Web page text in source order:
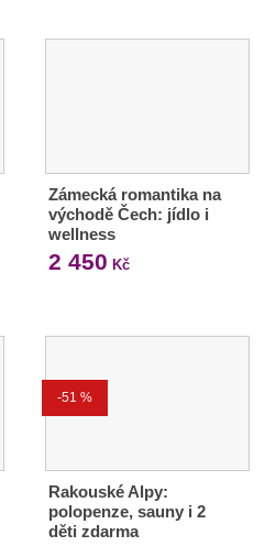
Zámecká romantika na
východě Čech: jídlo i
wellness
2 450 Kč
-51 %
Rakouské Alpy:
polopenze, sauny i 2
děti zdarma